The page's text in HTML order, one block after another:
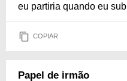
eu partiria quando eu
COPIAR
Papel de irmão